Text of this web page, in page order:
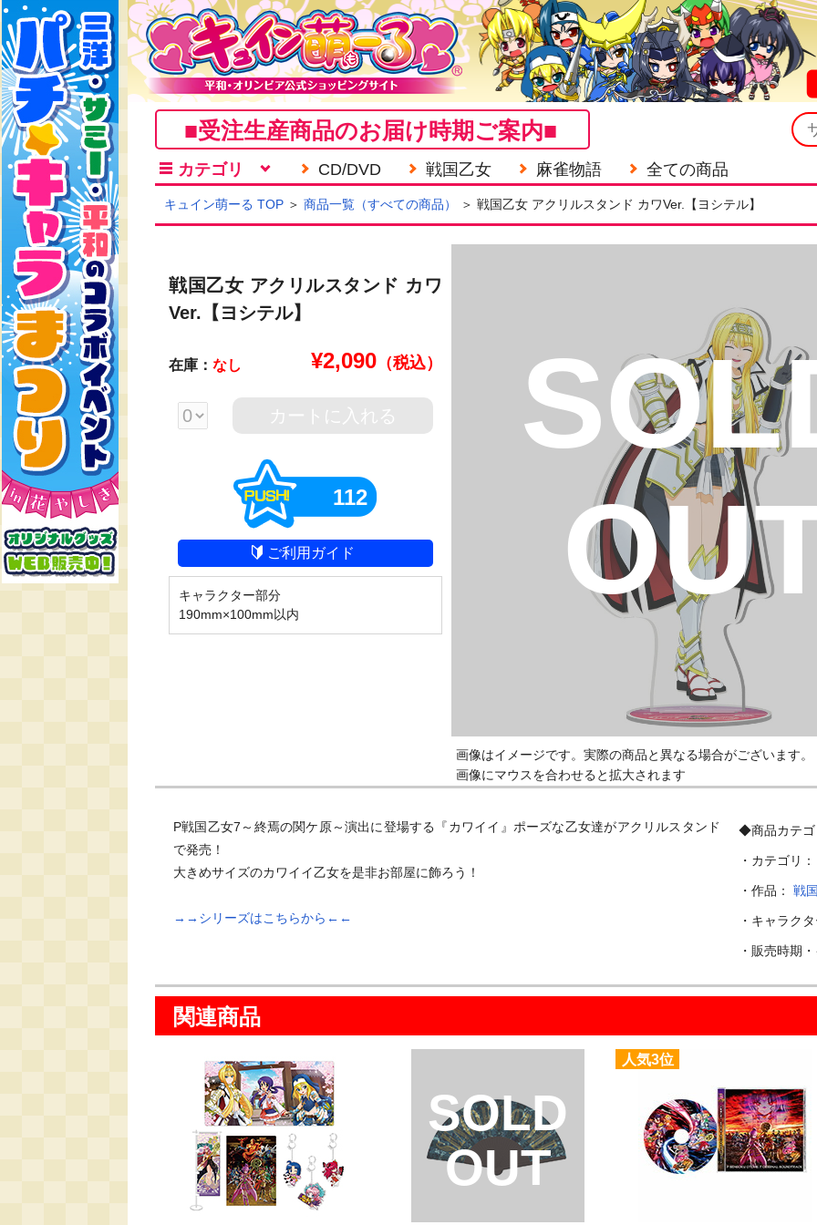
■受注生産商品のお届け時期ご案内■
カテゴリ CD/DVD 戦国乙女 麻雀物語 全ての商品
キュイン萌ーる TOP ＞ 商品一覧（すべての商品） ＞ 戦国乙女 アクリルスタンド カワVer.【ヨシテル】
戦国乙女 アクリルスタンド カワ
Ver.【ヨシテル】
在庫： なし ¥2,090 （税込）
カートに入れる
112
ご利用ガイド
キャラクター部分
190mm×100mm以内
画像はイメージです。実際の商品と異なる場合がございます。
画像にマウスを合わせると拡大されます
P戦国乙女7～終焉の関ケ原～演出に登場する『カワイイ』ポーズな乙女達がアクリルスタンド
で発売！
大きめサイズのカワイイ乙女を是非お部屋に飾ろう！
→→シリーズはこちらから←←
◆商品カテゴ
・カテゴリ
・作品： 戦
・キャラク
・販売時期
関連商品
SOLD
OUT
人気3位